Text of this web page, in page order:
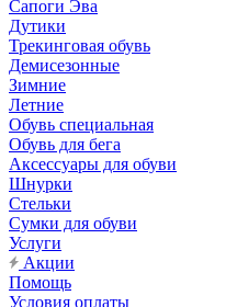
Сапоги Эва
Дутики
Трекинговая обувь
Демисезонные
Зимние
Летние
Обувь специальная
Обувь для бега
Аксессуары для обуви
Шнурки
Стельки
Сумки для обуви
Услуги
Акции
Помощь
Условия оплаты